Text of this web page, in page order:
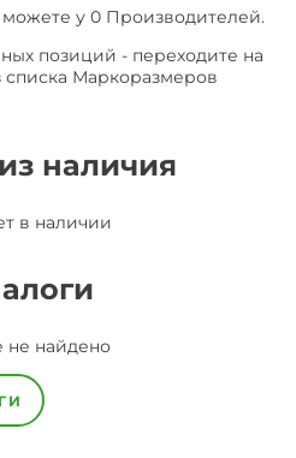
можете у 0 Производителей.
позиций - переходите на
Маркоразмеров
наличия
в наличии
не найдено